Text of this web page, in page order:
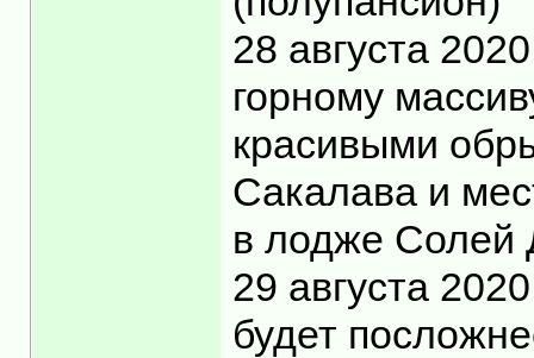
28 августа
горному
красивыми
Сакалава и
в лодже Солей
29 августа
будет